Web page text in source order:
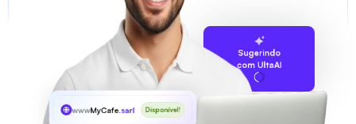
Sugerindo
com UltaAI
wwwMyCafe.sarl Disponível!